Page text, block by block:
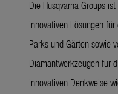
Die Husqvarna Groups
innovativen Lösungen
Parks und Gärten sowie
Diamantwerkzeugen für
innovativen Denkweise